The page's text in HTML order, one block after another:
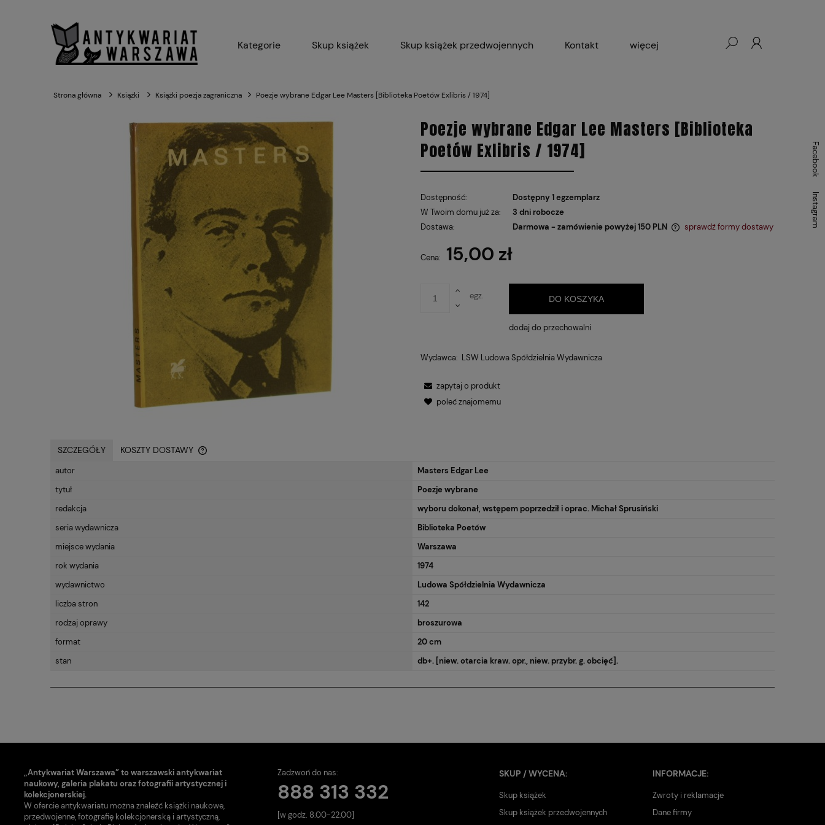
Kategorie Skup książek Skup książek przedwojennych Kontakt więcej
Strona główna Książki Książki poezja zagraniczna Poezje wybrane Edgar Lee Masters [Biblioteka Poetów Exlibris / 1974]
Poezje wybrane Edgar Lee Masters [Biblioteka
Poetów Exlibris / 1974]
Dostępność:
Dostępny 1 egzemplarz
W Twoim domu już za:
3 dni robocze
Dostawa:
Darmowa - zamówienie powyżej 150 PLN sprawdź formy dostawy
Cena: 15,00 zł
egz. DO KOSZYKA
dodaj do przechowalni
Wydawca: LSW Ludowa Spółdzielnia Wydawnicza
zapytaj o produkt
poleć znajomemu
SZCZEGÓŁY KOSZTY DOSTAWY
autor
Masters Edgar Lee
tytuł
Poezje wybrane
redakcja
wyboru dokonał, wstępem poprzedził i oprac. Michał Sprusiński
seria wydawnicza
Biblioteka Poetów
miejsce wydania
Warszawa
rok wydania
1974
wydawnictwo
Ludowa Spółdzielnia Wydawnicza
liczba stron
142
rodzaj oprawy
broszurowa
format
20 cm
stan
db+. [niew. otarcia kraw. opr., niew. przybr. g. obcięć].
Facebook
Instagram
„Antykwariat Warszawa” to warszawski antykwariat
naukowy, galeria plakatu oraz fotografii artystycznej i
kolekcjonerskiej.
W ofercie antykwariatu można znaleźć książki naukowe,
przedwojenne, fotografię kolekcjonerską i artystyczną,
Zadzwoń do nas:
888 313 332
[w godz. 8.00-22.00]
SKUP / WYCENA:
Skup książek
Skup książek przedwojennych
INFORMACJE:
Zwroty i reklamacje
Dane firmy